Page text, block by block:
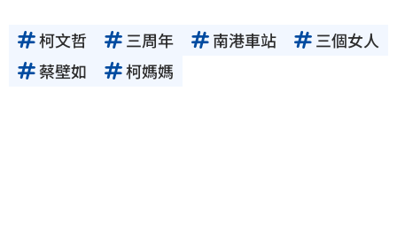
柯文哲 三周年 南港車站
三個女人
蔡壁如
柯媽媽